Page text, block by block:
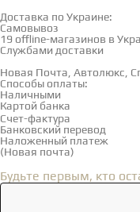
Доставка по Украине:
Самовывоз
19 offline-магазинов в
Службами доставки
Новая Почта, Автолюкс,
Способы оплаты:
Наличными
Картой банка
Счет-фактура
Банковский перевод
Наложенный платеж
(Новая почта)
Будьте первым, кто